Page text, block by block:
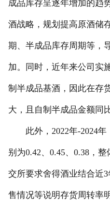
成品库存呈逐年增加的趋
酒战略，规划提高原酒储
期、半成品库存周期等，
加。同时，近年来公司实
制半成品基酒，因此在存
大，且自制半成品金额同
此外，2022年-2024年
别为0.42、0.45、0.38，
交所要求舍得酒业结合近
售情况等说明存货周转率